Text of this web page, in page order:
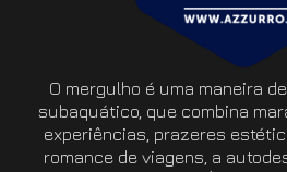
O mergulho é uma maneira
subaquático, que combina
experiências, prazeres
romance de viagens, a